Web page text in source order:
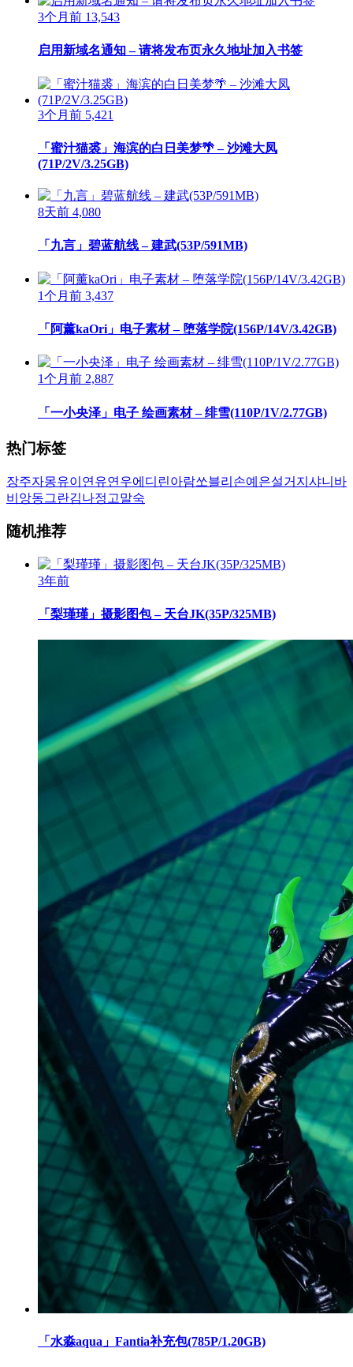
3个月前 13,543
启用新域名通知 – 请将发布页永久地址加入书签
3个月前 5,421
「蜜汁猫裘」海滨的白日美梦🌴 – 沙滩大凤
(71P/2V/3.25GB)
8天前 4,080
「九言」碧蓝航线 – 建武(53P/591MB)
1个月前 3,437
「阿薰kaOri」电子素材 – 堕落学院(156P/14V/3.42GB)
1个月前 2,887
「一小央泽」电子 绘画素材 – 绯雪(110P/1V/2.77GB)
热门标签
장주자몽유이 연유연우에디린아람쏘블리 손예은설거지 샤니 바
비앙동그란김나정 고말숙
随机推荐
3年前
「梨瑾瑾」摄影图包 – 天台JK(35P/325MB)
「水淼aqua」Fantia补充包(785P/1.20GB)